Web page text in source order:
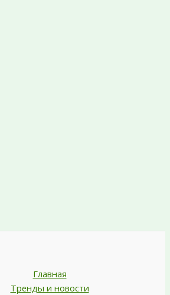
Главная
Тренды и новости